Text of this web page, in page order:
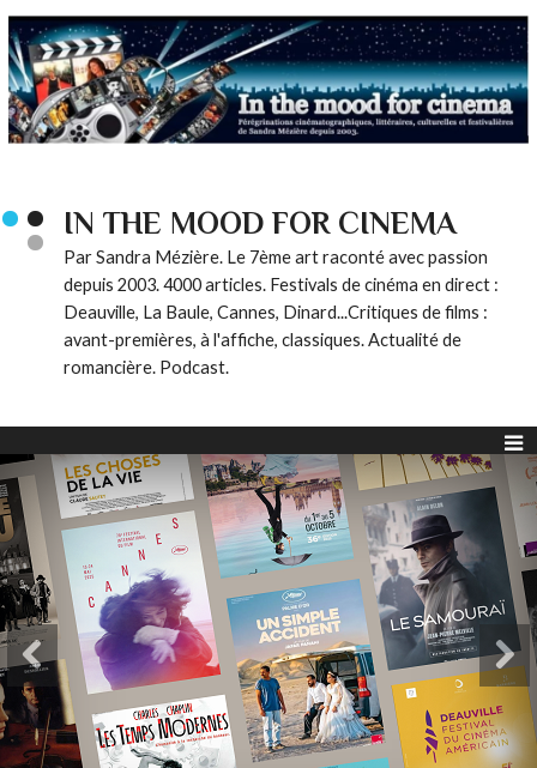
IN THE MOOD FOR CINEMA
Par Sandra Mézière. Le 7ème art raconté avec passion
depuis 2003. 4000 articles. Festivals de cinéma en direct :
Deauville, La Baule, Cannes, Dinard...Critiques de films :
avant-premières, à l'affiche, classiques. Actualité de
romancière. Podcast.